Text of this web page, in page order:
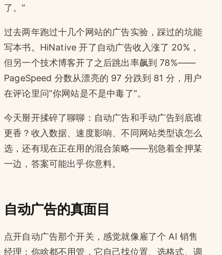
了。”
过去两年跑过十几个网站的广告实验，踩过的坑能
写本书。HiNative 开了自动广告收入涨了 20%，
但另一个技术博客开了之后跳出率飙到 78%——
PageSpeed 分数从漂亮的 97 分跌到 81 分，用户
在评论里问”你网站是不是中毒了”。
今天掰开揉碎了聊聊：自动广告和手动广告到底谁
更香？收入数据、速度影响、不同网站类型该怎么
选，还有现在正在用的混合策略——别急着全押某
一边，答案可能出乎你意料。
自动广告的真面目
点开自动广告那个开关，感觉就像雇了个 AI 销售
经理：你啥都不用管，它自己找位置、选格式、调